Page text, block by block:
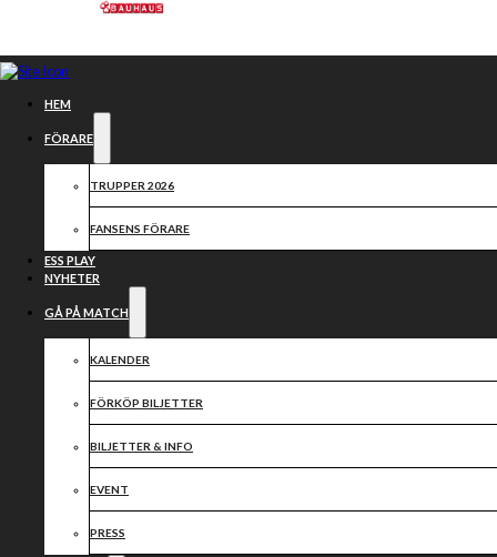
Hoppa till huvudinnehållHoppa till sidfot
HEM
FÖRARE
TRUPPER 2026
FANSENS FÖRARE
ESS PLAY
NYHETER
GÅ PÅ MATCH
KALENDER
FÖRKÖP BILJETTER
BILJETTER & INFO
EVENT
PRESS
2026